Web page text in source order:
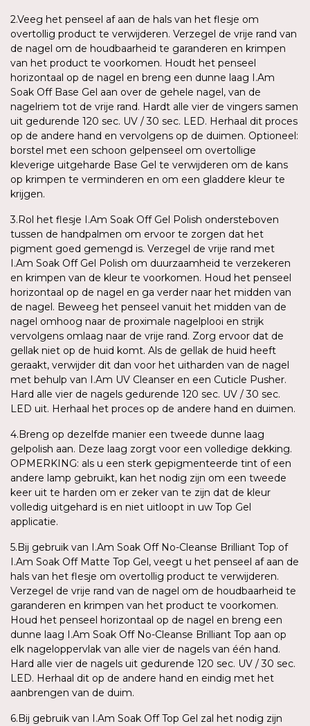
2.Veeg het penseel af aan de hals van het flesje om
overtollig product te verwijderen. Verzegel de vrije rand van
de nagel om de houdbaarheid te garanderen en krimpen
van het product te voorkomen. Houdt het penseel
horizontaal op de nagel en breng een dunne laag I.Am
Soak Off Base Gel aan over de gehele nagel, van de
nagelriem tot de vrije rand. Hardt alle vier de vingers samen
uit gedurende 120 sec. UV / 30 sec. LED. Herhaal dit proces
op de andere hand en vervolgens op de duimen. Optioneel:
borstel met een schoon gelpenseel om overtollige
kleverige uitgeharde Base Gel te verwijderen om de kans
op krimpen te verminderen en om een gladdere kleur te
krijgen.
3.Rol het flesje I.Am Soak Off Gel Polish ondersteboven
tussen de handpalmen om ervoor te zorgen dat het
pigment goed gemengd is. Verzegel de vrije rand met
I.Am Soak Off Gel Polish om duurzaamheid te verzekeren
en krimpen van de kleur te voorkomen. Houd het penseel
horizontaal op de nagel en ga verder naar het midden van
de nagel. Beweeg het penseel vanuit het midden van de
nagel omhoog naar de proximale nagelplooi en strijk
vervolgens omlaag naar de vrije rand. Zorg ervoor dat de
gellak niet op de huid komt. Als de gellak de huid heeft
geraakt, verwijder dit dan voor het uitharden van de nagel
met behulp van I.Am UV Cleanser en een Cuticle Pusher.
Hard alle vier de nagels gedurende 120 sec. UV / 30 sec.
LED uit. Herhaal het proces op de andere hand en duimen.
4.Breng op dezelfde manier een tweede dunne laag
gelpolish aan. Deze laag zorgt voor een volledige dekking.
OPMERKING: als u een sterk gepigmenteerde tint of een
andere lamp gebruikt, kan het nodig zijn om een tweede
keer uit te harden om er zeker van te zijn dat de kleur
volledig uitgehard is en niet uitloopt in uw Top Gel
applicatie.
5.Bij gebruik van I.Am Soak Off No-Cleanse Brilliant Top of
I.Am Soak Off Matte Top Gel, veegt u het penseel af aan de
hals van het flesje om overtollig product te verwijderen.
Verzegel de vrije rand van de nagel om de houdbaarheid te
garanderen en krimpen van het product te voorkomen.
Houd het penseel horizontaal op de nagel en breng een
dunne laag I.Am Soak Off No-Cleanse Brilliant Top aan op
elk nageloppervlak van alle vier de nagels van één hand.
Hard alle vier de nagels uit gedurende 120 sec. UV / 30 sec.
LED. Herhaal dit op de andere hand en eindig met het
aanbrengen van de duim.
6.Bij gebruik van I.Am Soak Off Top Gel zal het nodig zijn